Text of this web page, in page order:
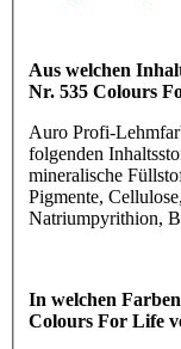
Aus welchen
Nr. 535 Colours
Auro Profi-
folgenden
mineralische
Pigmente,
Natriumpyrithion,
In welchen
Colours For Life